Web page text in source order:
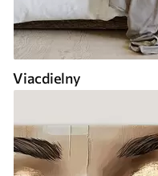
Viacdielny